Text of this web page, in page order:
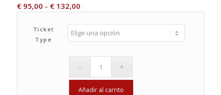
€95,00 - €132,00Rango
desde
hasta
€ 132,00
Ticket
Type
Añadir al carrito